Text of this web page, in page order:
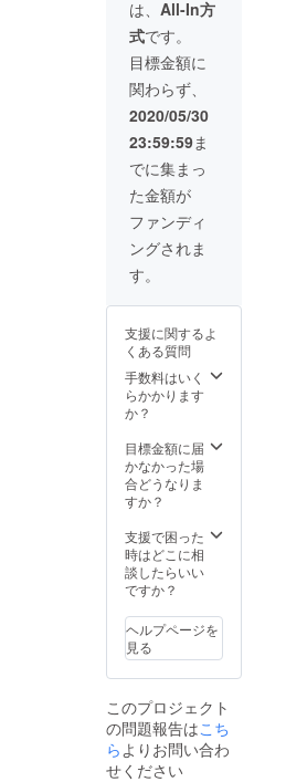
は、 All-In方
式です。
目標金額に
関わらず、
2020/05/30
23:59:59ま
でに集まっ
た金額が
ファンディ
ングされま
す。
支援に関するよ
くある質問
手数料はいく
らかかります
か？
目標金額に届
かなかった場
合どうなりま
すか？
支援で困った
時はどこに相
談したらいい
ですか？
ヘルプページを
見る
このプロジェクト
の問題報告はこち
ら よりお問い合わ
せください